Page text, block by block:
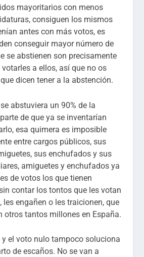
mayoritarios con menos
consiguen los mismos
antes con más votos, es
conseguir mayor número de
se abstienen son precisamente
a ellos, así que no os
dicen tener a la abstención.
abstuviera un 90% de la
de que ya se inventarían
esa quimera es imposible
entre cargos públicos, sus
sus enchufados y sus
amiguetes y enchufados ya
de votos los que tienen
contar los tontos que les votan
les engañen o les traicionen, que
otros tantos millones en España.
y el voto nulo tampoco soluciona
de escaños. No se van a